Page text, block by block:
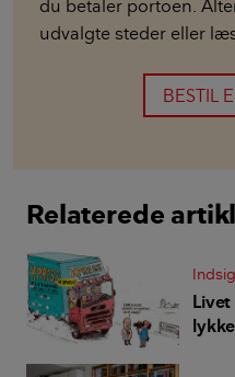
du betaler portoen.
udvalgte steder eller
BESTIL
Relaterede